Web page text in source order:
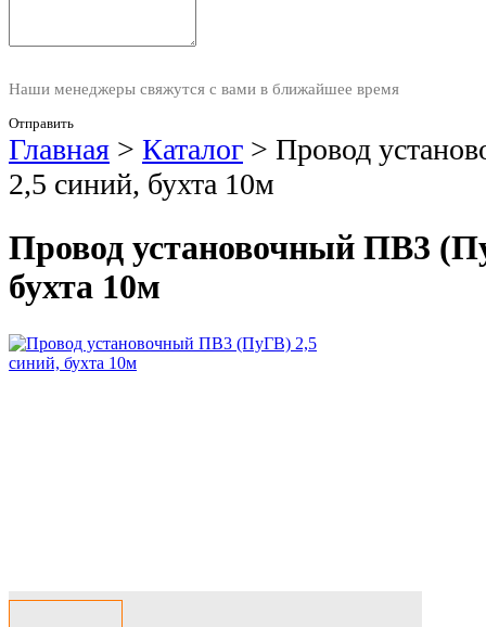
Наши менеджеры свяжутся с вами в ближайшее время
Отправить
Главная > Каталог > Провод
2,5 синий, бухта 10м
Провод установочный ПВ3
бухта 10м